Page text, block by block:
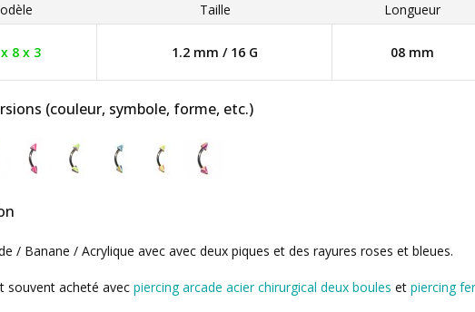
Taille Longueur
8 x 3 1.2 mm / 16 G 08 mm
(couleur, symbole, forme, etc.)
/ Banane / Acrylique avec avec deux piques et des rayures roses et bleues.
souvent acheté avec piercing arcade acier chirurgical deux boules et piercing